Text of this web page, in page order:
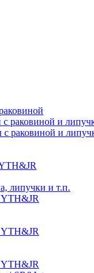
раковиной и
раковиной и
липучки и т.п.